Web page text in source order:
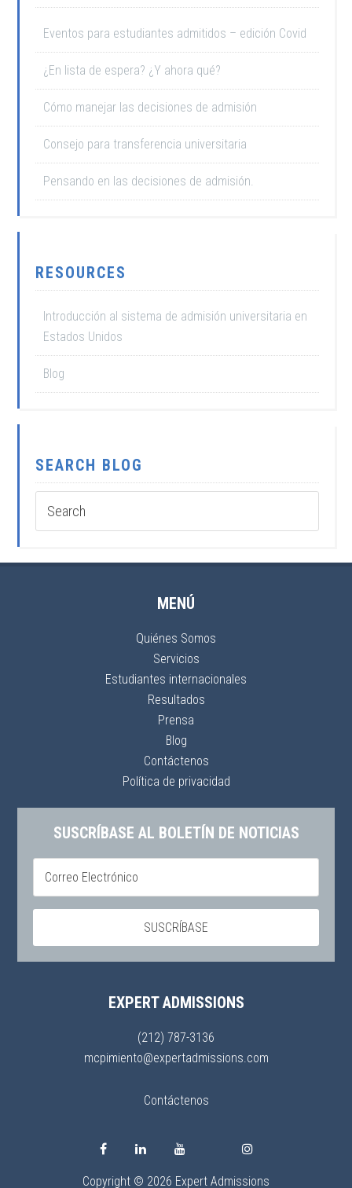
Eventos para estudiantes admitidos – edición Covid
¿En lista de espera? ¿Y ahora qué?
Cómo manejar las decisiones de admisión
Consejo para transferencia universitaria
Pensando en las decisiones de admisión.
RESOURCES
Introducción al sistema de admisión universitaria en
Estados Unidos
Blog
SEARCH BLOG
MENÚ
Quiénes Somos
Servicios
Estudiantes internacionales
Resultados
Prensa
Blog
Contáctenos
Política de privacidad
SUSCRÍBASE AL BOLETÍN DE NOTICIAS
EXPERT ADMISSIONS
(212) 787-3136
mcpimiento@expertadmissions.com
Contáctenos
Copyright © 2026 Expert Admissions